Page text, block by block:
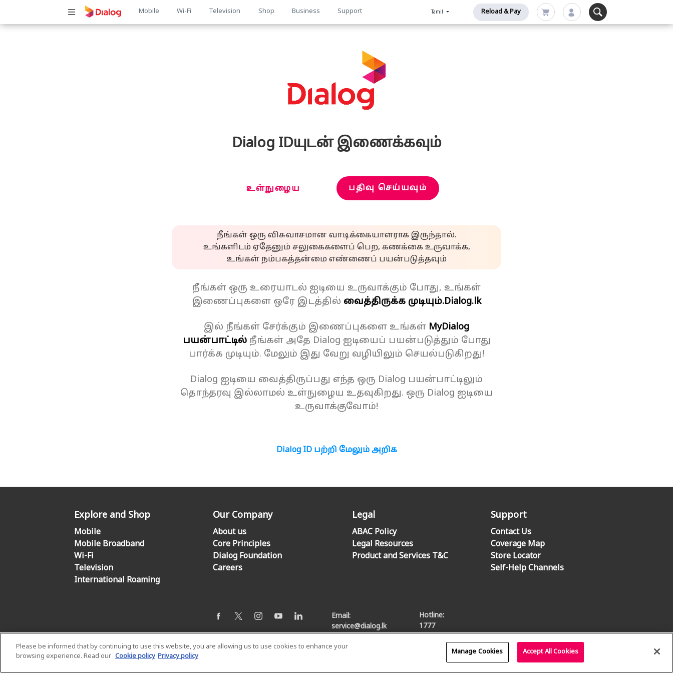
Main
Mobile Wi-Fi Television Shop Business Support Tamil Reload & Pay
Dialog IDயுடன் இணைக்கவும்
உள்நுழைய பதிவு செய்யவும்
நீங்கள் ஒரு விசுவாசமான வாடிக்கையாளராக இருந்தால்.
உங்களிடம் ஏதேனும் சலுகைகளைப் பெற, கணக்கை உருவாக்க,
உங்கள் நம்பகத்தன்மை எண்ணைப் பயன்படுத்தவும்
நீங்கள் ஒரு உரையாடல் ஐடியை உருவாக்கும் போது, உங்கள்
இணைப்புகளை ஒரே இடத்தில் வைத்திருக்க முடியும்.Dialog.lk
இல் நீங்கள் சேர்க்கும் இணைப்புகளை உங்கள் MyDialog
பயன்பாட்டில்நீங்கள் அதே Dialog ஐடியைப் பயன்படுத்தும் போது
பார்க்க முடியும். மேலும் இது வேறு வழியிலும் செயல்படுகிறது!
Dialog ஐடியை வைத்திருப்பது எந்த ஒரு Dialog பயன்பாட்டிலும்
தொந்தரவு இல்லாமல் உள்நுழைய உதவுகிறது. ஒரு Dialog ஐடியை
உருவாக்குவோம்!
Dialog ID பற்றி மேலும் அறிக
Explore and Shop
Mobile
Mobile Broadband
Wi-Fi
Television
International Roaming
Our Company
About us
Core Principles
Dialog Foundation
Careers
Legal
ABAC Policy
Legal Resources
Product and Services T&C
Support
Contact Us
Coverage Map
Store Locator
Self-Help Channels
Email:
service@dialog.lk
Hotline:
1777
© Dialog Axiata PLC. All Rights Reserved
Please be informed that by continuing to use this website, you are allowing us to use cookies to enhance your
browsing experience. Read our Cookie policy Privacy policy
Manage Cookies Accept All Cookies